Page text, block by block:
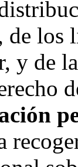
los
y de